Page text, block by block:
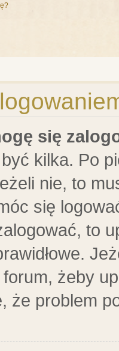
się
kilka. Po
nie, to
się
to
żeby
że problem